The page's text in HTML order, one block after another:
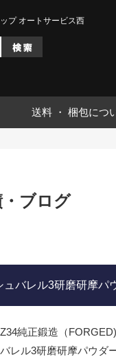
プ オートサービス西
送料 ・ 梱包につ
ブログ
バレル3研磨研摩パ
Z34純正鍛造（
バレル3研磨研摩パウダ